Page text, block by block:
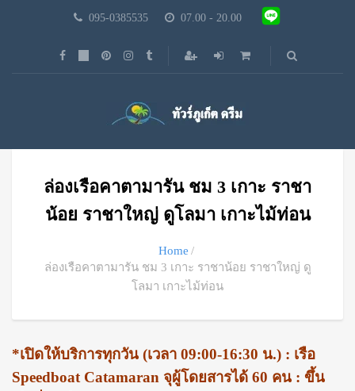
095-0385535 07.00 - 20.00
ล่องเรือคาตามารัน ชม 3 เกาะ ราชา
น้อย ราชาใหญ่ ดูโลมา เกาะไม้ท่อน
Home
ล่องเรือคาตามารัน ชม 3 เกาะ ราชาน้อย ราชาใหญ่ ดู
โลมา เกาะไม้ท่อน
*เปิดให้บริการทุกวัน (เวลา 09:00-16:30 น.) : เรือ
Speedboat Catamaran จุผู้โดยสารได้ 60 คน : ขึ้น